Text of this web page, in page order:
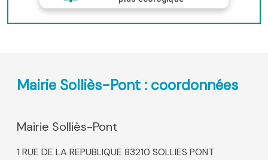
Mairie Solliès-Pont : coordonnées
Mairie Solliès-Pont
1 RUE DE LA REPUBLIQUE 83210 SOLLIES PONT